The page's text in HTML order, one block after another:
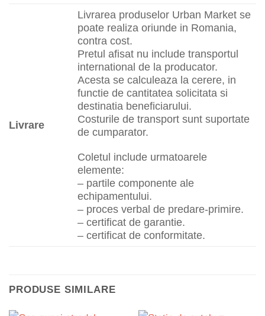
Livrare
Livrarea produselor Urban Market se
poate realiza oriunde in Romania,
contra cost.
Pretul afisat nu include transportul
international de la producator.
Acesta se calculeaza la cerere, in
functie de cantitatea solicitata si
destinatia beneficiarului.
Costurile de transport sunt suportate
de cumparator.
Coletul include urmatoarele
elemente:
– partile componente ale
echipamentului.
– proces verbal de predare-primire.
– certificat de garantie.
– certificat de conformitate.
PRODUSE SIMILARE